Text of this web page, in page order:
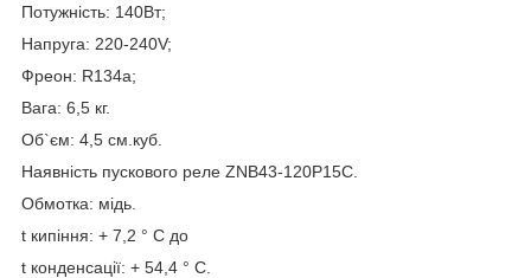
Потужність: 140Вт;
Напруга: 220-240V;
Фреон: R134a;
Вага: 6,5 кг.
Об`єм: 4,5 см.куб.
Наявність пускового реле ZNB43-120P15C.
Обмотка: мідь.
t кипіння: + 7,2 ° С до
t конденсації: + 54,4 ° С.